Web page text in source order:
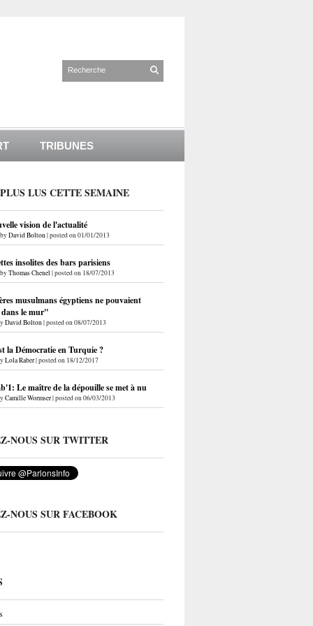
TRIBUNES
LUS CETTE SEMAINE
vision de l'actualité
byDavid Bolton|posted on 01/01/2013
insolites des bars parisiens
byThomas Chenel |posted on 18/07/2013
musulmans égyptiens ne pouvaient
dans le mur"
David Bolton|posted on 08/07/2013
la Démocratie en Turquie ?
Lola Raber|posted on 18/12/2017
Le maître de la dépouille se met à nu
Camille Wormser|posted on 06/03/2013
NOUS SUR TWITTER
NOUS SUR FACEBOOK